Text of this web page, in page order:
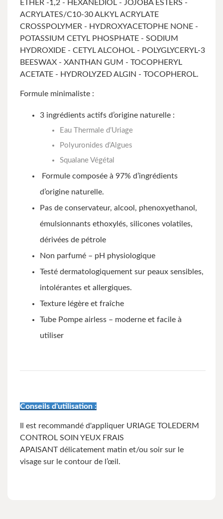
ETHER -1,2 - HEXANEDIOL - JOJOBA ESTERS -
ACRYLATES/C10-30 ALKYL ACRYLATE
CROSSPOLYMER - HYDROXYACETOPHE NONE -
POTASSIUM CETYL PHOSPHATE - SODIUM
HYDROXIDE - CETYL ALCOHOL - POLYGLYCERYL-3
BEESWAX - XANTHAN GUM - TOCOPHERYL
ACETATE - HYDROLYZED ALGIN - TOCOPHEROL.
Formule minimaliste :
3 ingrédients actifs d’origine naturelle :
Eau Thermale d’Uriage
Polyuronides d’Algues
Squalane Végétal
Formule composée à 97% d’ingrédients
d’origine naturelle.
Pas de conservateur, alcool, phenoxyethanol,
émulsionnants ethoxylés, silicones volatiles,
dérivées de pétrole
Non parfumé – pH physiologique
Testé dermatologiquement sur peaux sensibles,
intolérantes et allergiques.
Texture légère et fraîche
Tube Pompe airless – moderne et facile à
utiliser
Conseils d'utilisation :
Il est recommandé d'appliquer URIAGE TOLEDERM
CONTROL SOIN YEUX FRAIS
APAISANT délicatement matin et/ou soir sur le
visage sur le contour de l’œil.